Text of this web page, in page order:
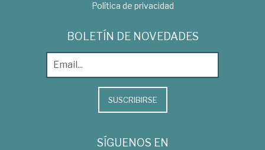
Política de privacidad
BOLETÍN DE NOVEDADES
SUSCRIBIRSE
SÍGUENOS EN